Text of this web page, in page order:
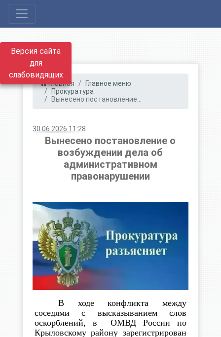
Версия сайта
для
слабовидящих
Главная
Главное меню
Прокуратура
Вынесено постановление...
30.06.2026 11:28
Вынесено постановление о
возбуждении дела об
административном
правонарушении
В ходе конфликта между
соседями с высказыванием слов
оскорблений, в ОМВД России по
Крыловскому району зарегистрирован